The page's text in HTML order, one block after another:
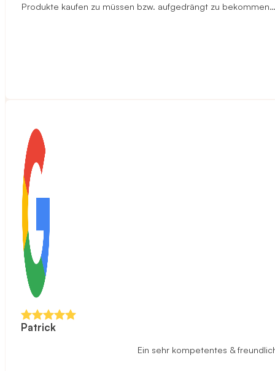
Produkte kaufen zu müssen bzw. aufgedrängt zu
Patrick
Ein sehr kompetentes &